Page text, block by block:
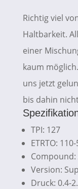
Richtig viel
Haltbarkeit.
einer
kaum
uns jetzt
bis dahin
TPI: 127
ETRTO:
Version:
Druck: 0.4-